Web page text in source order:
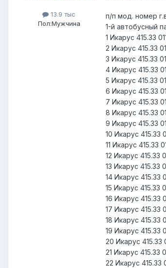
13.9 тыс
Пол:Мужчина
п/п мод. номер
1-й автобусный
1 Икарус 415.33
2 Икарус 415.33
3 Икарус 415.33
4 Икарус 415.33
5 Икарус 415.33
6 Икарус 415.33
7 Икарус 415.33
8 Икарус 415.33
9 Икарус 415.33
10 Икарус
11 Икарус 415.33
12 Икарус 415.33
13 Икарус 415.33
14 Икарус 415.33
15 Икарус 415.33
16 Икарус 415.33
17 Икарус 415.33
18 Икарус 415.33
19 Икарус 415.33
20 Икарус
21 Икарус 415.33
22 Икарус